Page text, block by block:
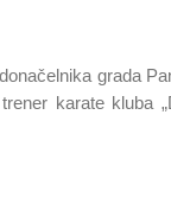
grada
karate kluba